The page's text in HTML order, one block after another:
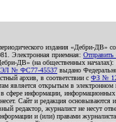
периодического издания «Дебри-
Электронная приемная:
«Дебри-ДВ» (на
ЭЛ № ФС77-45537 выдано
архив, в соответствии с ФЗ №
является открытым в электронном
сфере информации,
Сайт и редакция
журналист не несут
и (или) правами